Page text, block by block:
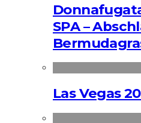
SPA –
Las Vegas